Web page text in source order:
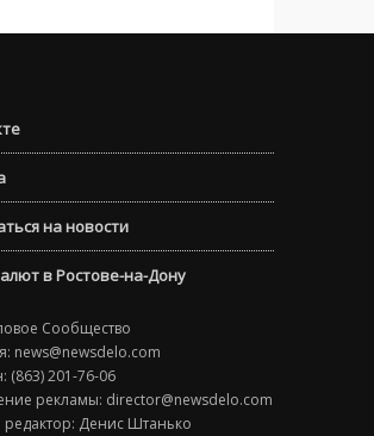
на новости
в Ростове-на-Дону
Сообщество
news@newsdelo.com
(863) 201-76-06
рекламы: director@newsdelo.com
редактор: Денис Штанько